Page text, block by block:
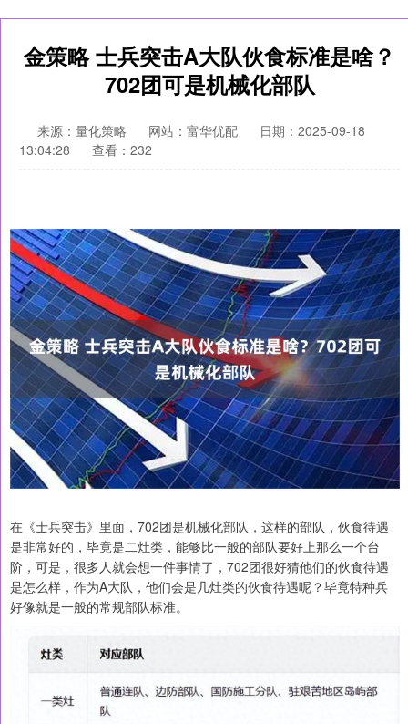
金策略 士兵突击A大队伙食标准是啥？
702团可是机械化部队
来源：量化策略 网站：富华优配
日期：2025-09-18
13:04:28
查看：232
在《士兵突击》里面，702团是机械化部队，这样的部队，伙食待遇
是非常好的，毕竟是二灶类，能够比一般的部队要好上那么一个台
阶，可是，很多人就会想一件事情了，702团很好猜他们的伙食待遇
是怎么样，作为A大队，他们会是几灶类的伙食待遇呢？毕竟特种兵
好像就是一般的常规部队标准。